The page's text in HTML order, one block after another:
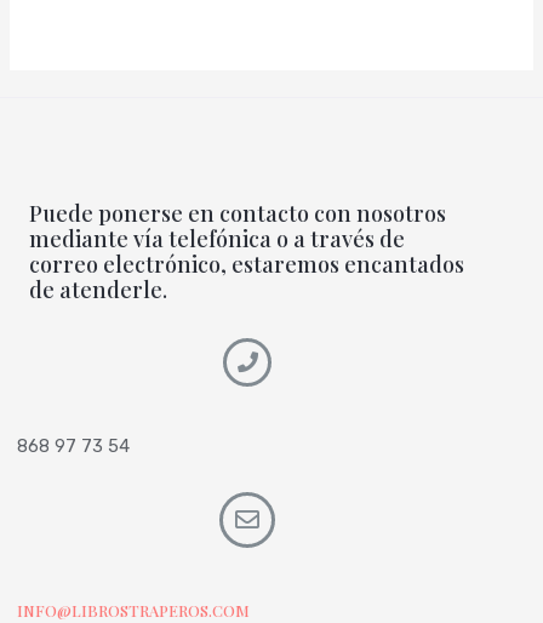
Puede ponerse en contacto con nosotros
mediante vía telefónica o a través de
correo electrónico, estaremos encantados
de atenderle.
868 97 73 54
INFO@LIBROSTRAPEROS.COM